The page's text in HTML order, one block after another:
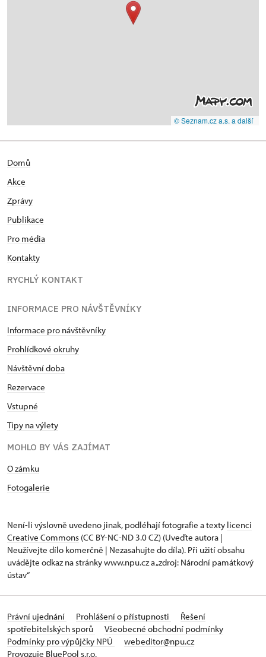
© Seznam.cz a.s. a další
Domů
Akce
Zprávy
Publikace
Pro média
Kontakty
RYCHLÝ KONTAKT
INFORMACE PRO NÁVŠTĚVNÍKY
Informace pro návštěvníky
Prohlídkové okruhy
Návštěvní doba
Rezervace
Vstupné
Tipy na výlety
MOHLO BY VÁS ZAJÍMAT
O zámku
Fotogalerie
Není-li výslovně uvedeno jinak, podléhají fotografie a texty licenci
Creative Commons (CC BY-NC-ND 3.0 CZ) (Uveďte autora |
Neužívejte dílo komerčně | Nezasahujte do díla). Při užití obsahu
uvádějte odkaz na stránky www.npu.cz a „zdroj: Národní památkový
ústav“
Právní ujednání Prohlášení o přístupnosti
Řešení
spotřebitelských sporů
Všeobecné obchodní podmínky
Podmínky pro výpůjčky NPÚ
webeditor@npu.cz
Provozuje BluePool s.r.o.